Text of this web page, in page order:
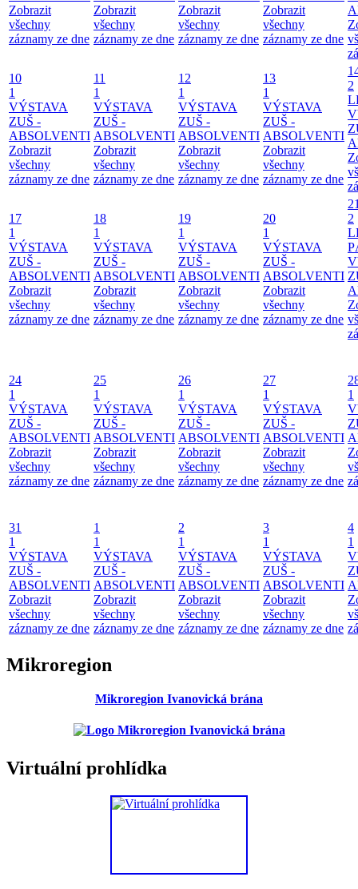
Zobrazit
všechny
záznamy ze dne
Zobrazit
všechny
záznamy ze dne
Zobrazit
všechny
záznamy ze dne
Zobrazit
všechny
záznamy ze dne
10
1
VÝSTAVA
ZUŠ -
ABSOLVENTI
Zobrazit
všechny
záznamy ze dne
11
1
VÝSTAVA
ZUŠ -
ABSOLVENTI
Zobrazit
všechny
záznamy ze dne
12
1
VÝSTAVA
ZUŠ -
ABSOLVENTI
Zobrazit
všechny
záznamy ze dne
13
1
VÝSTAVA
ZUŠ -
ABSOLVENTI
Zobrazit
všechny
záznamy ze dne
2
17
1
VÝSTAVA
ZUŠ -
ABSOLVENTI
Zobrazit
všechny
záznamy ze dne
18
1
VÝSTAVA
ZUŠ -
ABSOLVENTI
Zobrazit
všechny
záznamy ze dne
19
1
VÝSTAVA
ZUŠ -
ABSOLVENTI
Zobrazit
všechny
záznamy ze dne
20
1
VÝSTAVA
ZUŠ -
ABSOLVENTI
Zobrazit
všechny
záznamy ze dne
2
24
1
VÝSTAVA
ZUŠ -
ABSOLVENTI
Zobrazit
všechny
záznamy ze dne
25
1
VÝSTAVA
ZUŠ -
ABSOLVENTI
Zobrazit
všechny
záznamy ze dne
26
1
VÝSTAVA
ZUŠ -
ABSOLVENTI
Zobrazit
všechny
záznamy ze dne
27
1
VÝSTAVA
ZUŠ -
ABSOLVENTI
Zobrazit
všechny
záznamy ze dne
1
31
1
VÝSTAVA
ZUŠ -
ABSOLVENTI
Zobrazit
všechny
záznamy ze dne
1
1
VÝSTAVA
ZUŠ -
ABSOLVENTI
Zobrazit
všechny
záznamy ze dne
2
1
VÝSTAVA
ZUŠ -
ABSOLVENTI
Zobrazit
všechny
záznamy ze dne
3
1
VÝSTAVA
ZUŠ -
ABSOLVENTI
Zobrazit
všechny
záznamy ze dne
4
1
Mikroregion
Mikroregion Ivanovická brána
Virtuální prohlídka